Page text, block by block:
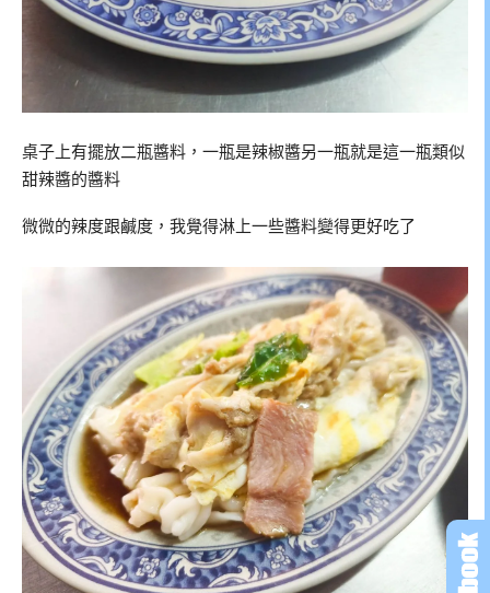
桌子上有擺放二瓶醬料，一瓶是辣椒醬另一瓶就是這一瓶類似
甜辣醬的醬料
微微的辣度跟鹹度，我覺得淋上一些醬料變得更好吃了